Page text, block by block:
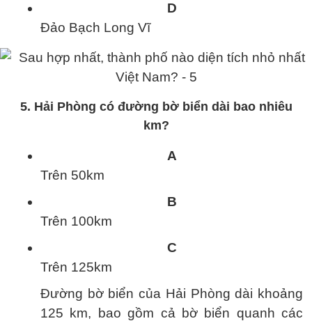
D
Đảo Bạch Long Vĩ
5. Hải Phòng có đường bờ biển dài bao nhiêu
km?
A
Trên 50km
B
Trên 100km
C
Trên 125km
Đường bờ biển của Hải Phòng dài khoảng
125 km, bao gồm cả bờ biển quanh các